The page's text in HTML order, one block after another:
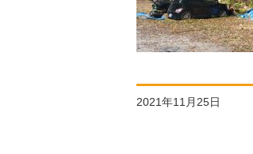
2021年11月25日